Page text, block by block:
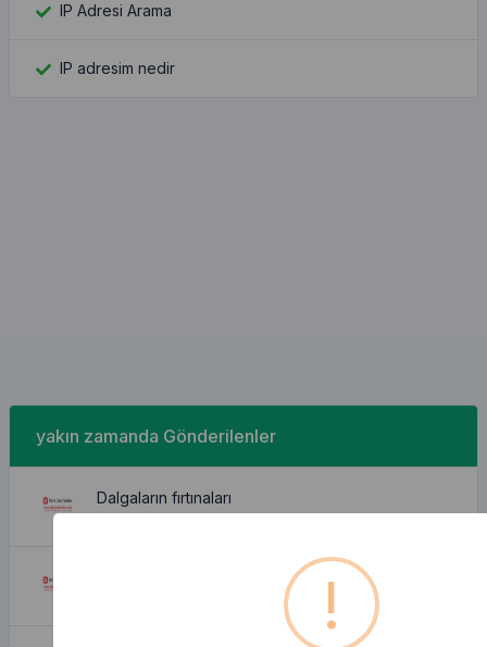
IP Adresi Arama
IP adresim nedir
yakın zamanda Gönderilenler
Dalgaların fırtınaları
August 7, 2026
!